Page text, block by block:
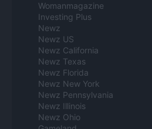
Womanmagazine
Investing Plus
Newz
Newz US
Newz California
Newz Texas
Newz Florida
Newz New York
Newz Pennsylvania
Newz Illinois
Newz Ohio